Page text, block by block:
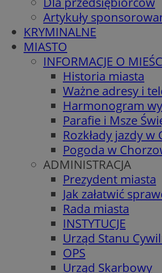
Artykuły
KRYMINALNE
MIASTO
INFORMACJE O
Historia miasta
Ważne adresy i
Harmonogram
Parafie i Msze
Rozkłady jazdy
Pogoda w
ADMINISTRACJA
Prezydent miasta
Jak załatwić
Rada miasta
INSTYTUCJE
Urząd Stanu
OPS
Urząd Skarbowy